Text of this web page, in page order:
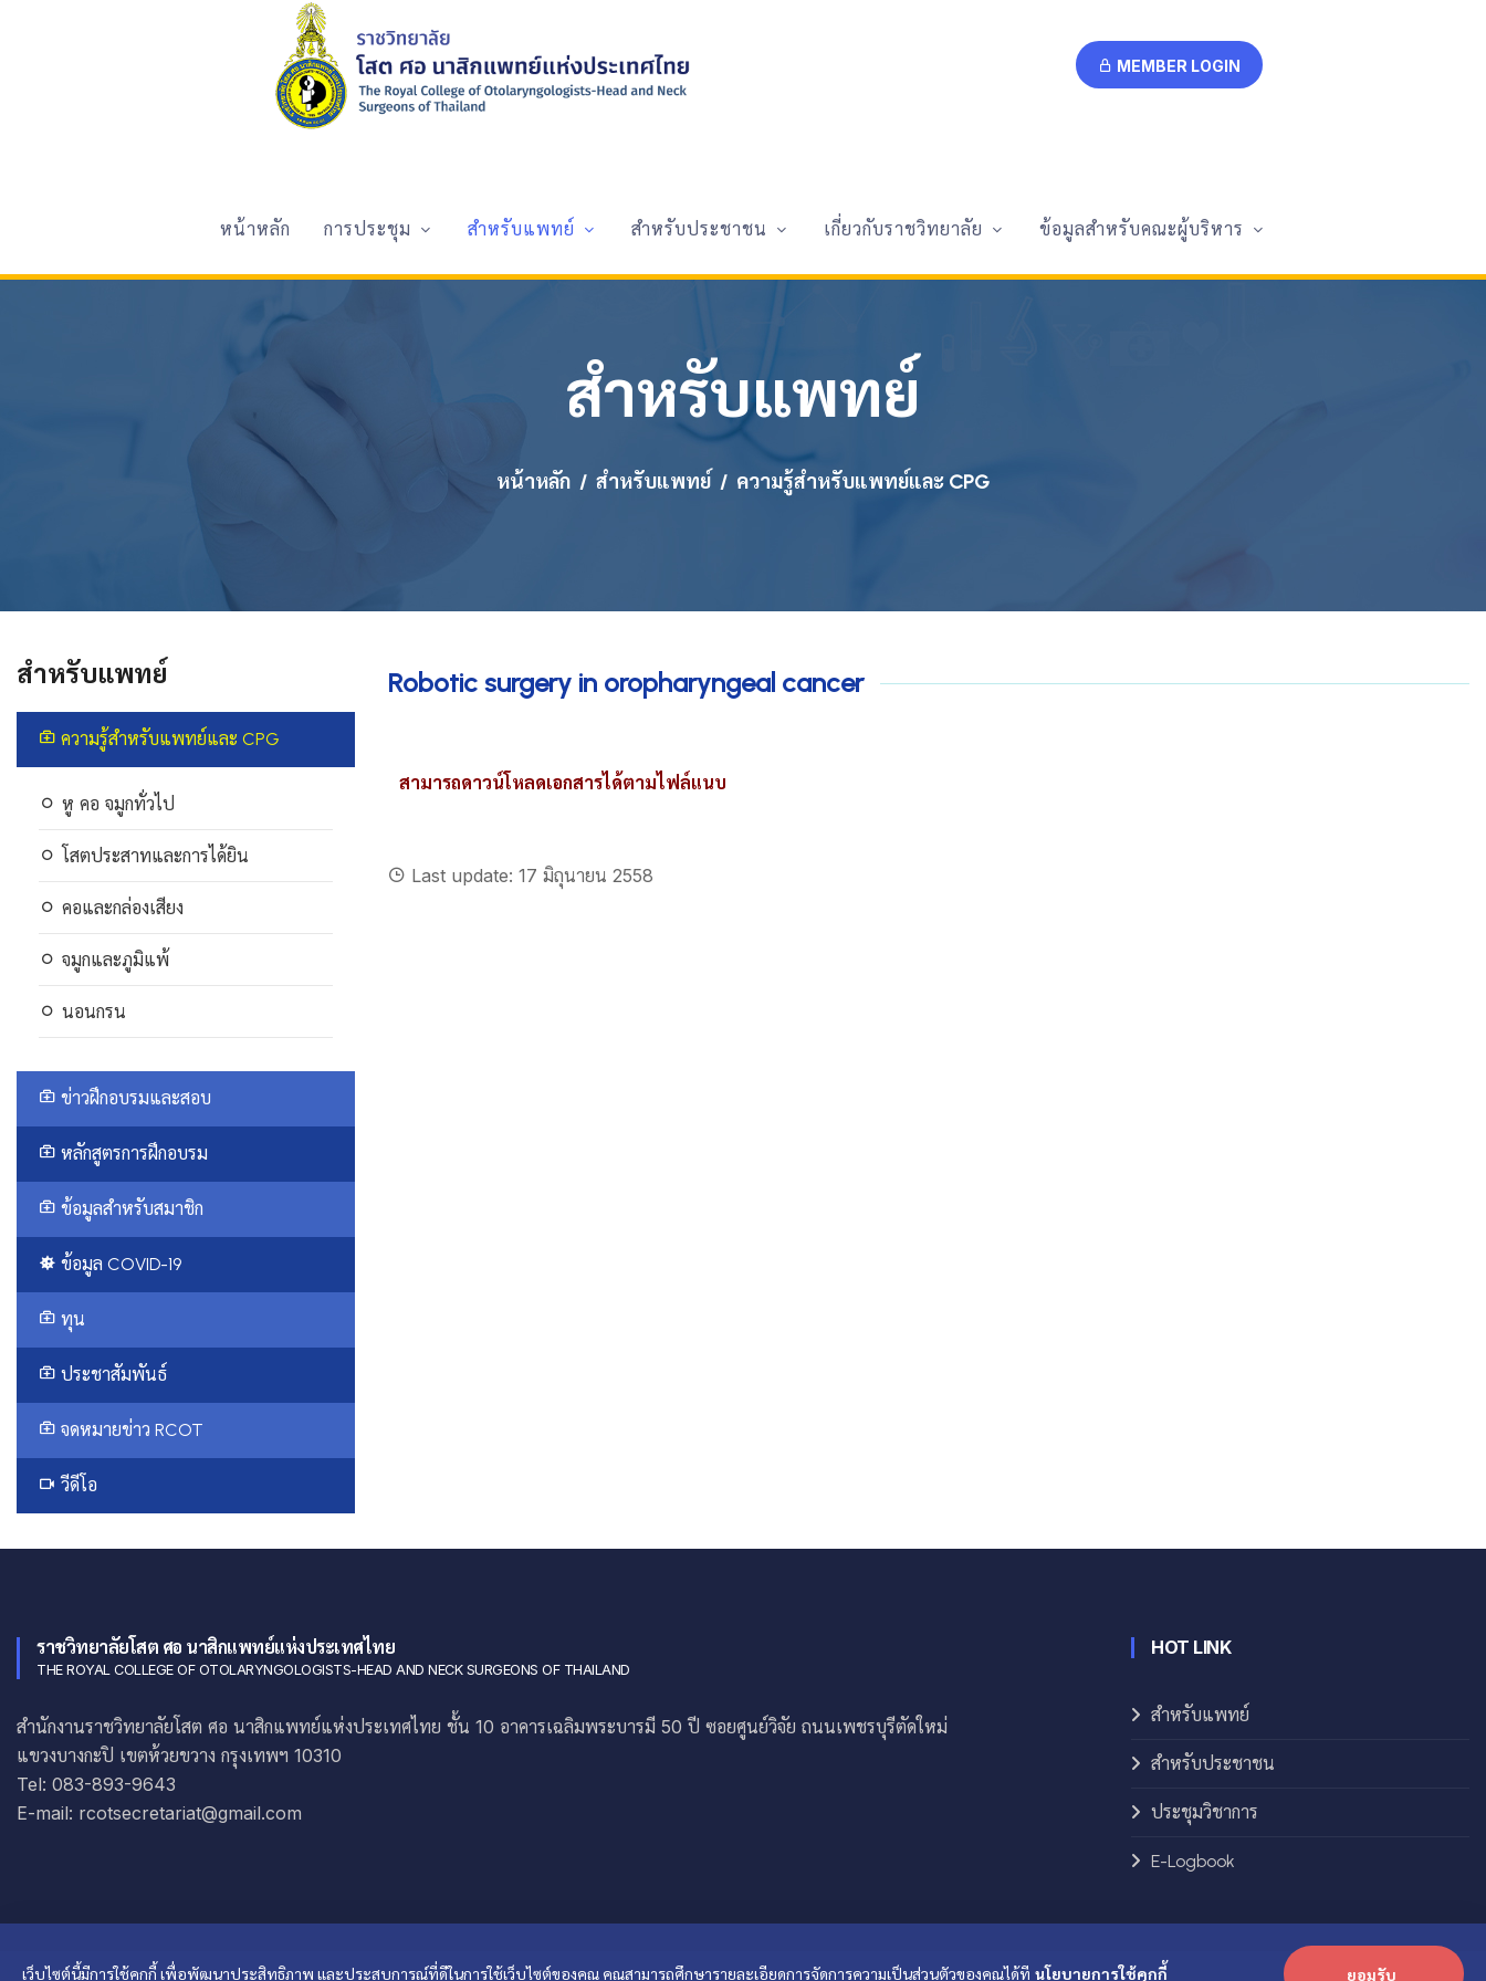
MEMBER LOGIN
หน้าหลัก การประชุม สำหรับแพทย์ สำหรับประชาชน เกี่ยวกับราชวิทยาลัย ข้อมูลสำหรับคณะผู้บริหาร
สำหรับแพทย์
หน้าหลัก สำหรับแพทย์ ความรู้สำหรับแพทย์และ CPG
สำหรับแพทย์
ความรู้สำหรับแพทย์และ CPG
หู คอ จมูกทั่วไป
โสตประสาทและการได้ยิน
คอและกล่องเสียง
จมูกและภูมิแพ้
นอนกรน
ข่าวฝึกอบรมและสอบ
หลักสูตรการฝึกอบรม
ข้อมูลสำหรับสมาชิก
ข้อมูล COVID-19
ทุน
ประชาสัมพันธ์
จดหมายข่าว RCOT
วีดีโอ
Robotic surgery in oropharyngeal cancer
สามารถดาวน์โหลดเอกสารได้ตามไฟล์แนบ
Last update: 17 มิถุนายน 2558
ราชวิทยาลัยโสต ศอ นาสิกแพทย์แห่งประเทศไทย
THE ROYAL COLLEGE OF OTOLARYNGOLOGISTS-HEAD AND NECK SURGEONS OF THAILAND
สำนักงานราชวิทยาลัยโสต ศอ นาสิกแพทย์แห่งประเทศไทย ชั้น 10 อาคารเฉลิมพระบารมี 50 ปี ซอยศูนย์วิจัย ถนนเพชรบุรีตัดใหม่
แขวงบางกะปิ เขตห้วยขวาง กรุงเทพฯ 10310
Tel: 083-893-9643
E-mail: rcotsecretariat@gmail.com
HOT LINK
สำหรับแพทย์
สำหรับประชาชน
ประชุมวิชาการ
E-Logbook
เว็บไซต์นี้มีการใช้คุกกี้ เพื่อพัฒนาประสิทธิภาพ และประสบการณ์ที่ดีในการใช้เว็บไซต์ของคุณ คุณสามารถศึกษารายละเอียดการจัดการความเป็นส่วนตัวของคุณได้ที นโยบายการใช้คุกกี้ ยอมรับ